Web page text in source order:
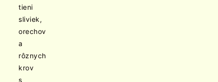
tieni
sliviek,
orechov
a
rôznych
krov
s